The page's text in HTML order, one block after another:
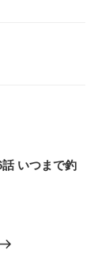
いつまで釣